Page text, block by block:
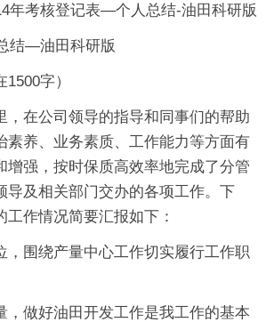
年考核登记表—个人总结-油田科研版
结—油田科研版
1500字）
，在公司领导的指导和同事们的帮助
素养、业务素质、工作能力等方面有
增强，按时保质高效率地完成了分管
导及相关部门交办的各项工作。下
工作情况简要汇报如下：
，围绕产量中心工作切实履行工作职
，做好油田开发工作是我工作的基本